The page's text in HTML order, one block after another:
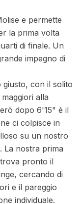
e permette
la prima volta
di finale. Un
impegno di
con il solito
alla
dopo 6'15" è il
ci colpisce in
su un nostro
La nostra prima
pronto il
cercando di
e il pareggio
individuale.